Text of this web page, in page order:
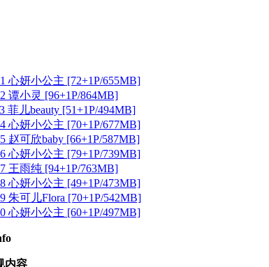
心妍小公主 [72+1P/655MB]
谭小灵 [96+1P/864MB]
菲儿beauty [51+1P/494MB]
心妍小公主 [70+1P/677MB]
赵可欣baby [66+1P/587MB]
心妍小公主 [79+1P/739MB]
王雨纯 [94+1P/763MB]
心妍小公主 [49+1P/473MB]
朱可儿Flora [70+1P/542MB]
心妍小公主 [60+1P/497MB]
内容